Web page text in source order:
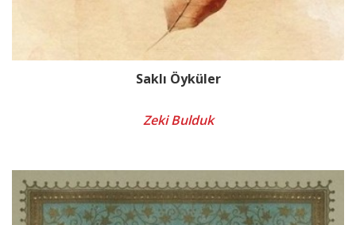
Saklı Öyküler
Zeki Bulduk